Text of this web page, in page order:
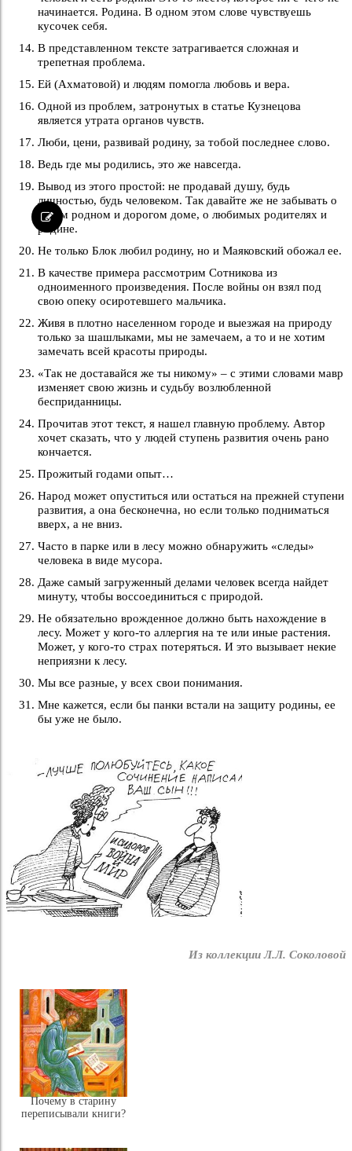
начинается. Родина. В одном этом слове чувствуешь
кусочек себя.
В представленном тексте затрагивается сложная и
трепетная проблема.
Ей (Ахматовой) и людям помогла любовь и вера.
Одной из проблем, затронутых в статье Кузнецова
является утрата органов чувств.
Люби, цени, развивай родину, за тобой последнее слово.
Ведь где мы родились, это же навсегда.
Вывод из этого простой: не продавай душу, будь
личностью, будь человеком. Так давайте же не забывать о
своем родном и дорогом доме, о любимых родителях и
родине.
Не только Блок любил родину, но и Маяковский обожал ее.
В качестве примера рассмотрим Сотникова из
одноименного произведения. После войны он взял под
свою опеку осиротевшего мальчика.
Живя в плотно населенном городе и выезжая на природу
только за шашлыками, мы не замечаем, а то и не хотим
замечать всей красоты природы.
«Так не доставайся же ты никому» – с этими словами мавр
изменяет свою жизнь и судьбу возлюбленной
бесприданницы.
Прочитав этот текст, я нашел главную проблему. Автор
хочет сказать, что у людей ступень развития очень рано
кончается.
Прожитый годами опыт…
Народ может опуститься или остаться на прежней ступени
развития, а она бесконечна, но если только подниматься
вверх, а не вниз.
Часто в парке или в лесу можно обнаружить «следы»
человека в виде мусора.
Даже самый загруженный делами человек всегда найдет
минуту, чтобы воссоединиться с природой.
Не обязательно врожденное должно быть нахождение в
лесу. Может у кого-то аллергия на те или иные растения.
Может, у кого-то страх потеряться. И это вызывает некие
неприязни к лесу.
Мы все разные, у всех свои понимания.
Мне кажется, если бы панки встали на защиту родины, ее
бы уже не было.
Из коллекции Л.Л. Соколовой
Почему в старину
переписывали книги?